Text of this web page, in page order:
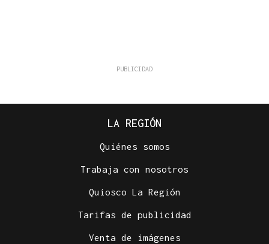
LA REGIÓN
Quiénes somos
Trabaja con nosotros
Quiosco La Región
Tarifas de publicidad
Venta de imágenes